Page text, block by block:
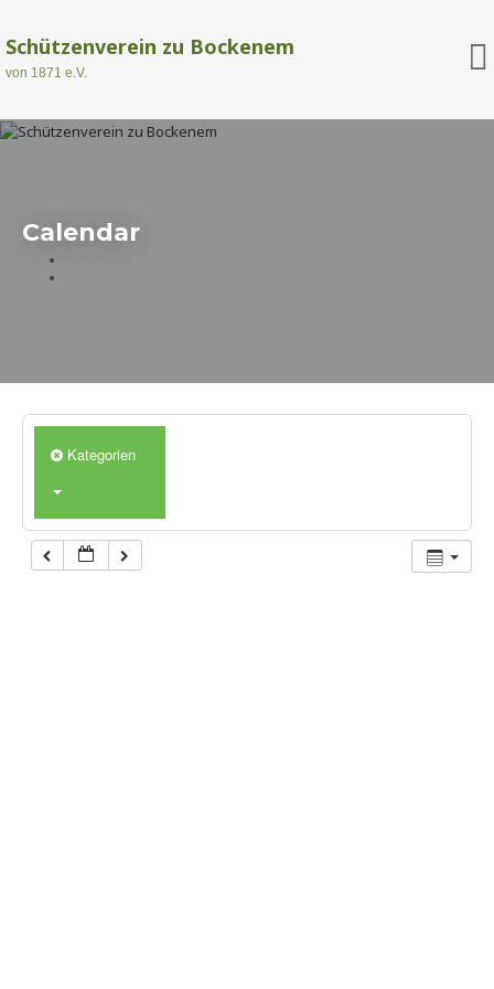
Schützenverein zu Bockenem
von 1871 e.V.
Calendar
Kategorien